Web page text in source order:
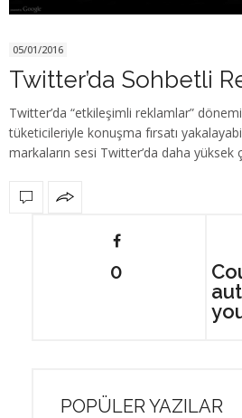
05/01/2016
Twitter’da Sohbetli
Twitter’da “etkileşimli reklamlar”
tüketicileriyle konuşma fırsatı
markaların sesi Twitter’da daha yüksek
0
POPÜLER YAZILAR